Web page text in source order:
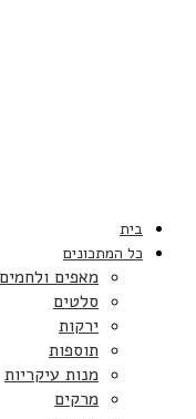
בית
כל המתכונים
מאפים ולחמים
סלטים
ירקות
תוספות
מנות עיקריות
מרקים